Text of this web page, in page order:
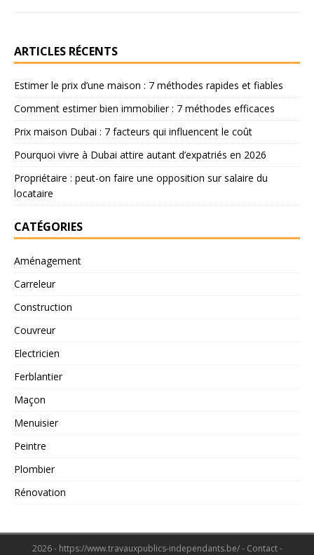
ARTICLES RÉCENTS
Estimer le prix d’une maison : 7 méthodes rapides et fiables
Comment estimer bien immobilier : 7 méthodes efficaces
Prix maison Dubai : 7 facteurs qui influencent le coût
Pourquoi vivre à Dubai attire autant d’expatriés en 2026
Propriétaire : peut-on faire une opposition sur salaire du
locataire
CATÉGORIES
Aménagement
Carreleur
Construction
Couvreur
Electricien
Ferblantier
Maçon
Menuisier
Peintre
Plombier
Rénovation
2026 - https://www.travauxpublics-independants.be/ - Contact -